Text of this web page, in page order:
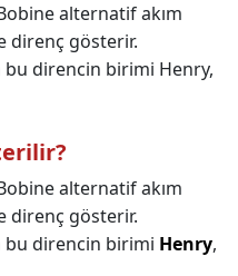
alternatif akım
direnç gösterir.
bu direncin birimi Henry,
alternatif akım
direnç gösterir.
bu direncin birimi Henry,